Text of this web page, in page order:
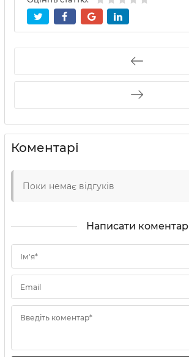
Коментарі
Поки немає відгуків
Написати коментар
Ім'я*
Email
Введіть коментар*